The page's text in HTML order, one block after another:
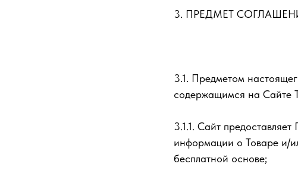
3. ПРЕДМЕТ
3.1. Предметом
содержащимся на Сайте
3.1.1. Сайт
информации о Товаре и/
бесплатной основе;